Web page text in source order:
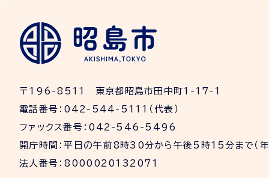
〒196-8511 東京都昭島市田中町1-17-1
電話番号：042-544-5111（代表）
ファックス番号：042-546-5496
開庁時間：平日の午前8時30分から午後5時15分まで（年
法人番号：8000020132071